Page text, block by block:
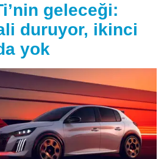
geleceği:
duruyor, ikinci
yok